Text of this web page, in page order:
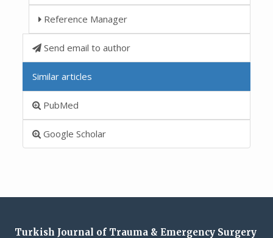
Reference Manager
Send email to author
Similar articles
PubMed
Google Scholar
Turkish Journal of Trauma & Emergency Surgery